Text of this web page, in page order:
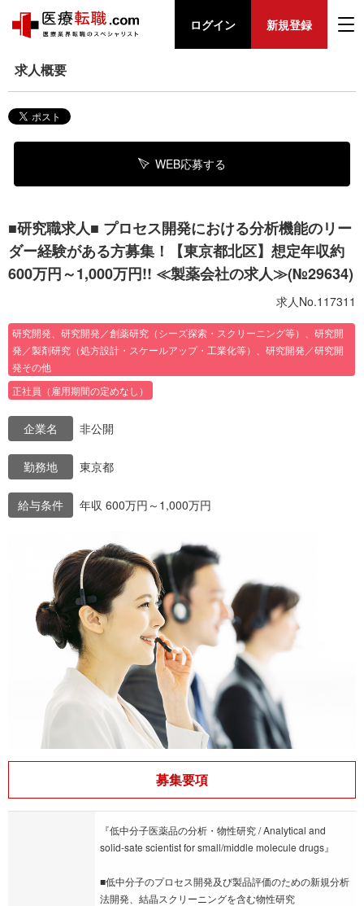
ログイン 新規登録
求人概要
WEB応募する
■研究職求人■ プロセス開発における分析機能のリー
ダー経験がある方募集！【東京都北区】想定年収約
600万円～1,000万円!! ≪製薬会社の求人≫(№29634)
求人No.117311
研究開発、研究開発／創薬研究（シーズ探索・スクリーニング等）、研究開
発／製剤研究（処方設計・スケールアップ・工業化等）、研究開発／研究開
発その他
正社員（雇用期間の定めなし）
企業名 非公開
勤務地 東京都
給与条件 年収 600万円～1,000万円
募集要項
『低中分子医薬品の分析・物性研究 / Analytical and
solid-sate scientist for small/middle molecule drugs』
■低中分子のプロセス開発及び製品評価のための新規分析
法開発、結晶スクリーニングを含む物性研究